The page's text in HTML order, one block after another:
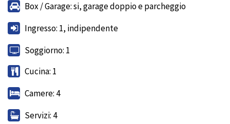
Box / Garage: si, garage doppio e parcheggio
Ingresso: 1, indipendente
Soggiorno: 1
Cucina: 1
Camere: 4
Servizi: 4